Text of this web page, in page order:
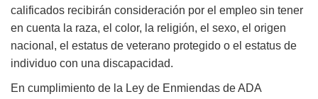
calificados recibirán consideración por el empleo sin tener
en cuenta la raza, el color, la religión, el sexo, el origen
nacional, el estatus de veterano protegido o el estatus de
individuo con una discapacidad.
En cumplimiento de la Ley de Enmiendas de ADA